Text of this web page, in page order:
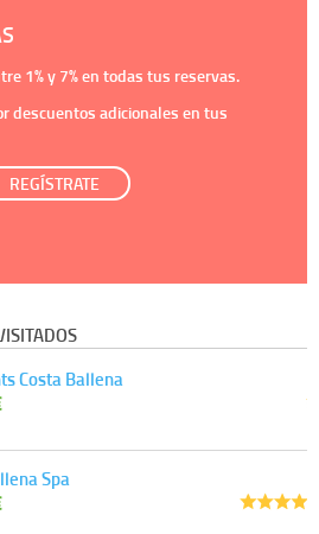
1%y 7%en todas tus reservas.
descuentos adicionales en tus
REGÍSTRATE
Costa Ballena
Spa